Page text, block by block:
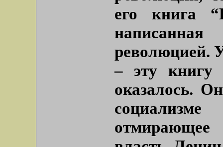
его книга
революцией.
– эту
оказалось.